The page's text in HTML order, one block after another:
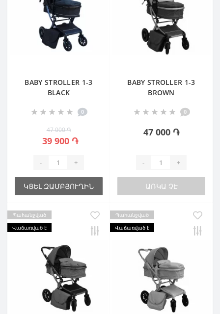
BABY STROLLER 1-3
BLACK
0
47 000 ֏
39 900 ֏
- +
ԿՑԵԼ ԶԱՄԲՅՈՒՂԻՆ
BABY STROLLER 1-3
BROWN
0
47 000 ֏
- +
ԱՌԿԱ ՉԷ
Պահանջված
Վաճառված է
Պահանջված
Վաճառված է